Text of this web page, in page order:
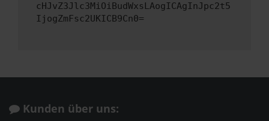
cHJvZ3Jlc3MiOiBudWxsLAogICAgInJpc2t5
IjogZmFsc2UKICB9Cn0=
Kunden über uns: